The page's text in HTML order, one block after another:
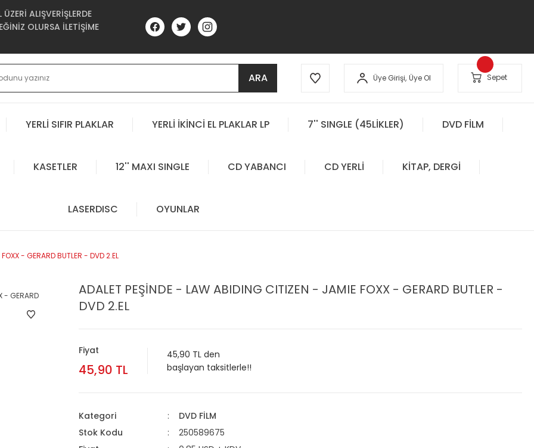
ALIŞVERİŞLERDE
OLURSA İLETİŞİME
ARA Üye Girişi, Üye Ol Sepet
YERLİ SIFIR PLAKLAR YERLİ İKİNCİ EL PLAKLAR LP 7'' SINGLE (45LİKLER) DVD FİLM
KASETLER 12'' MAXI SINGLE CD YABANCI CD YERLİ KİTAP, DERGİ
LASERDISC OYUNLAR
- GERARD BUTLER - DVD 2.EL
ADALET PEŞİNDE - LAW ABIDING CITIZEN - JAMIE FOXX - GERARD BUTLER -
DVD 2.EL
Fiyat
45,90 TL
45,90 TL den
başlayan taksitlerle!!
Kategori
DVD FİLM
Stok Kodu
250589675